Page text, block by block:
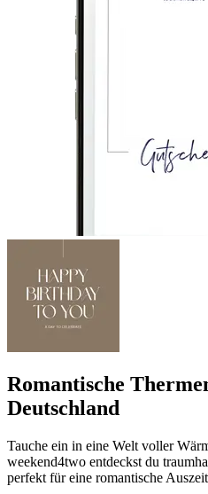
Romantische
Deutschland
Tauche ein in eine Welt voller
weekend4two entdeckst du
perfekt für eine romantische